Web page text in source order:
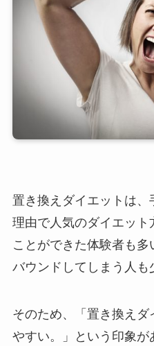
置き換えダイエットは
理由で人気のダイエット
ことができた体験者も多
バウンドしてしまう人も
そのため、「置き換えダ
やすい。」という印象が